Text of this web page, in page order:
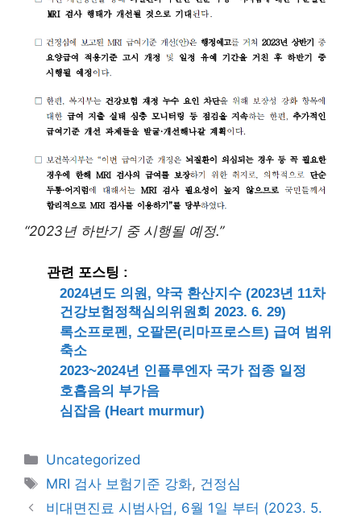
“2023년 하반기 중 시행될 예정.”
관련 포스팅 :
2024년도 의원, 약국 환산지수 (2023년 11차
건강보험정책심의위원회 2023. 6. 29)
록소프로펜, 오팔몬(리마프로스트) 급여 범위
축소
2023~2024년 인플루엔자 국가 접종 일정
호흡음의 부가음
심잡음 (Heart murmur)
카
테
Uncategorized
태
그
MRI 검사 보험기준 강화, 건정심
비대면진료 시범사업, 6월 1일 부터 (2023. 5.